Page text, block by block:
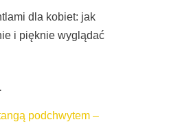
dla kobiet: jak
i pięknie wyglądać
podchwytem –